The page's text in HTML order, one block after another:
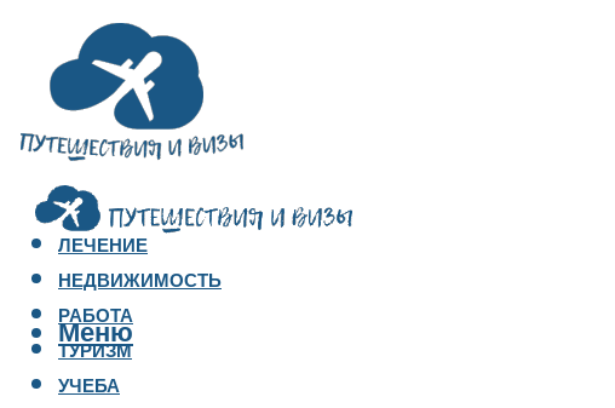
ЛЕЧЕНИЕ
НЕДВИЖИМОСТЬ
РАБОТА
ТУРИЗМ
УЧЕБА
Меню